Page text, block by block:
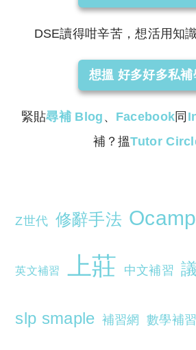
DSE讀得咁辛苦，想活用知
想搵 好多好多私補
緊貼尋補 Blog 、 Facebook 同
補？搵Tutor
Z世代 修辭手法 Ocamp
英文補習 上莊 中文補習
slp smaple 補習網 數學補習